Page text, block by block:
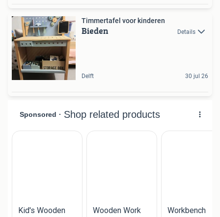
Timmertafel voor kinderen
Bieden Details
Delft 30 jul 26